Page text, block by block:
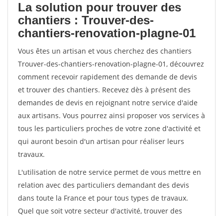
La solution pour trouver des
chantiers : Trouver-des-
chantiers-renovation-plagne-01
Vous êtes un artisan et vous cherchez des chantiers
Trouver-des-chantiers-renovation-plagne-01, découvrez
comment recevoir rapidement des demande de devis
et trouver des chantiers. Recevez dès à présent des
demandes de devis en rejoignant notre service d'aide
aux artisans. Vous pourrez ainsi proposer vos services à
tous les particuliers proches de votre zone d'activité et
qui auront besoin d'un artisan pour réaliser leurs
travaux.
L'utilisation de notre service permet de vous mettre en
relation avec des particuliers demandant des devis
dans toute la France et pour tous types de travaux.
Quel que soit votre secteur d'activité, trouver des